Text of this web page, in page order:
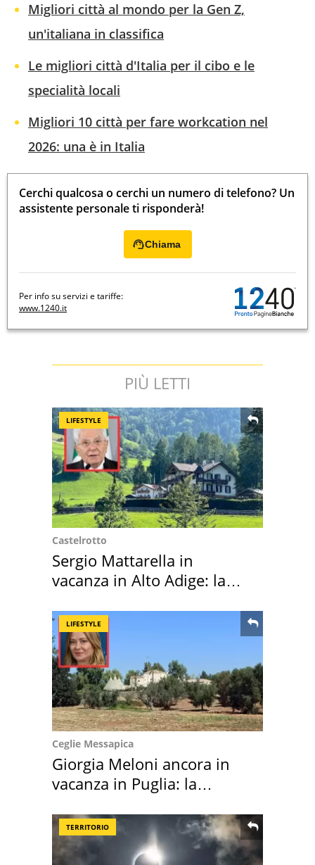
Migliori città al mondo per la Gen Z,
un'italiana in classifica
Le migliori città d'Italia per il cibo e le
specialità locali
Migliori 10 città per fare workcation nel
2026: una è in Italia
Cerchi qualcosa o cerchi un numero di telefono? Un
assistente personale ti risponderà!
Chiama
Per info su servizi e tariffe:
www.1240.it
PIÙ LETTI
LIFESTYLE
Castelrotto
Sergio Mattarella in
vacanza in Alto Adige: la
LIFESTYLE
Ceglie Messapica
Giorgia Meloni ancora in
vacanza in Puglia: la
TERRITORIO